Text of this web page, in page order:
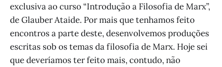
exclusiva ao curso “Introdução a Filosofia de Marx”,
de Glauber Ataide. Por mais que tenhamos feito
encontros a parte deste, desenvolvemos produções
escritas sob os temas da filosofia de Marx. Hoje sei
que deveríamos ter feito mais, contudo, não